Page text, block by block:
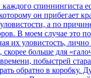
спиннингиста
он прибегает
а по
В моем случае это
их уловистость,
скорее больше для
побыстрей
обратно в коробку.